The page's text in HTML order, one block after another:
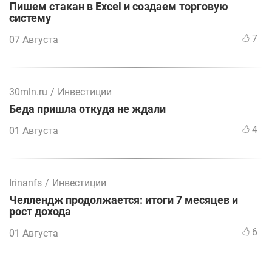
Пишем стакан в Excel и создаем торговую
систему
07 Августа 7
30mln.ru / Инвестиции
Беда пришла откуда не ждали
01 Августа 4
Irinanfs / Инвестиции
Челлендж продолжается: итоги 7 месяцев и
рост дохода
01 Августа 6